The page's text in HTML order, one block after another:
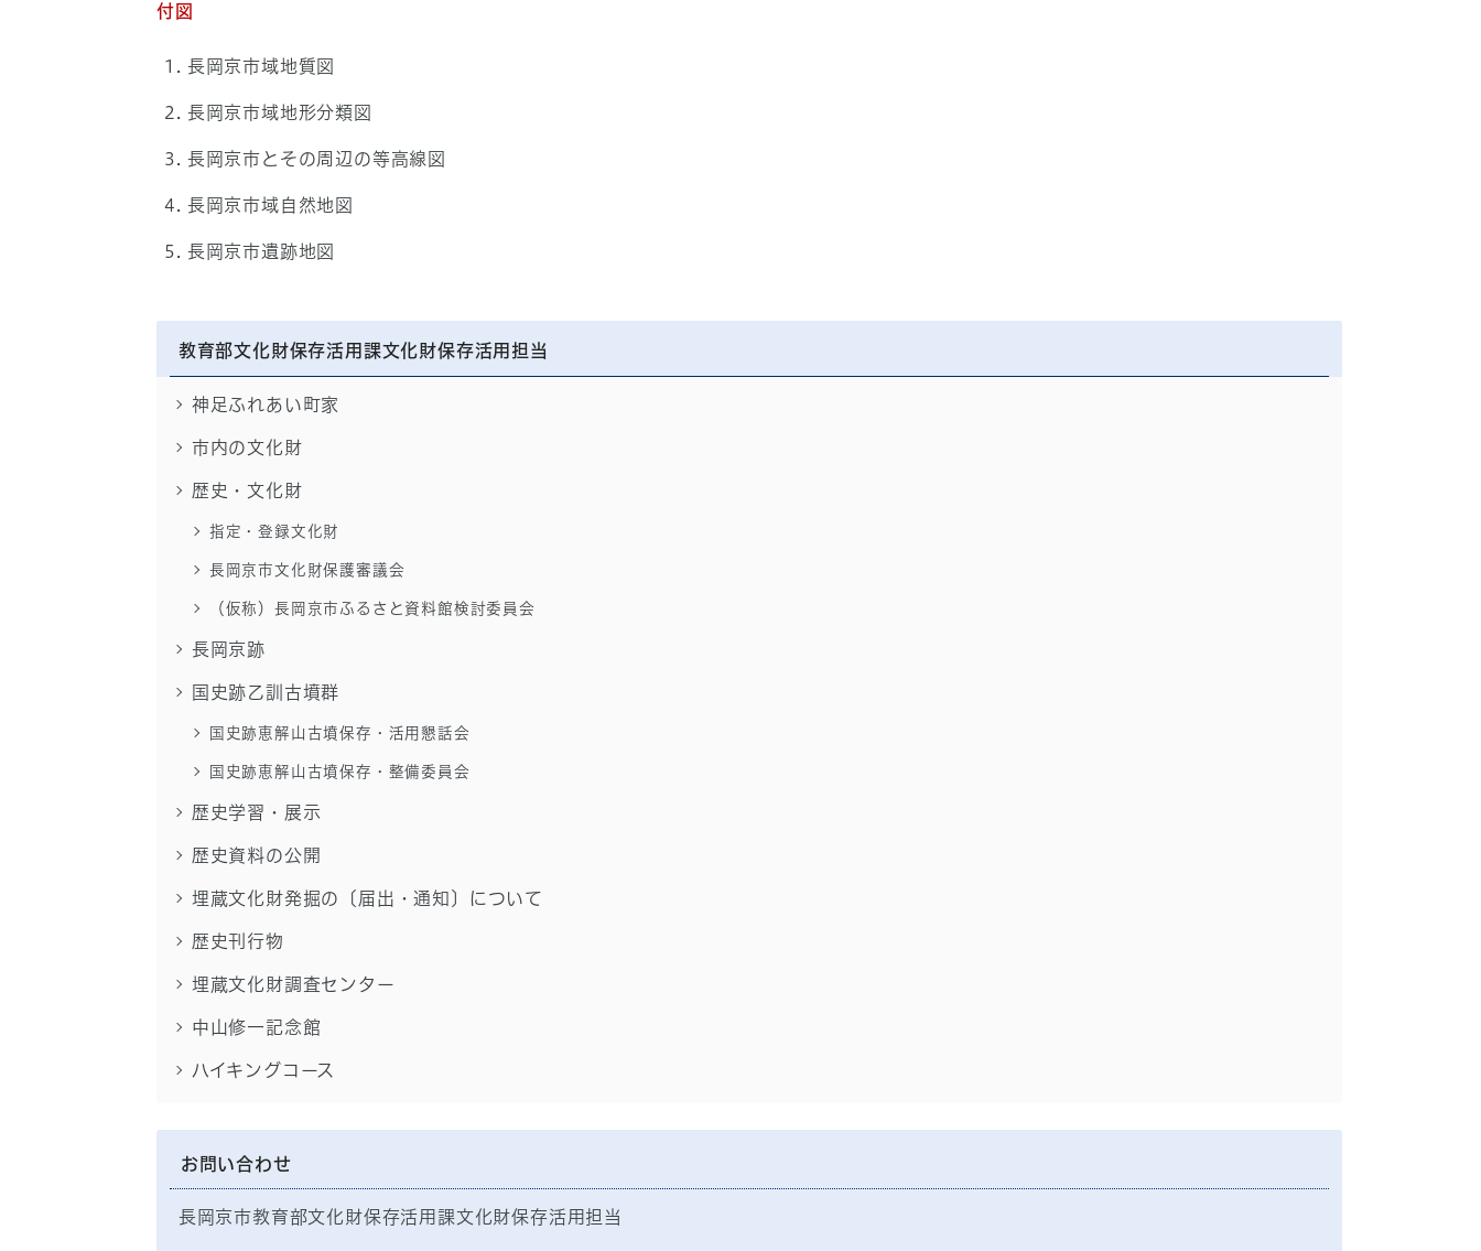
付図
長岡京市域地質図
長岡京市域地形分類図
長岡京市とその周辺の等高線図
長岡京市域自然地図
長岡京市遺跡地図
教育部文化財保存活用課文化財保存活用担当
神足ふれあい町家
市内の文化財
歴史・文化財
指定・登録文化財
長岡京市文化財保護審議会
（仮称）長岡京市ふるさと資料館検討委員会
長岡京跡
国史跡乙訓古墳群
国史跡恵解山古墳保存・活用懇話会
国史跡恵解山古墳保存・整備委員会
歴史学習・展示
歴史資料の公開
埋蔵文化財発掘の〔届出・通知〕について
歴史刊行物
埋蔵文化財調査センター
中山修一記念館
ハイキングコース
お問い合わせ
長岡京市教育部文化財保存活用課文化財保存活用担当